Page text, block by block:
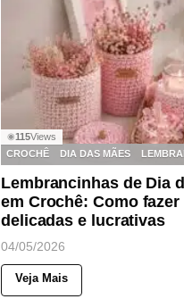
◉115Views
CROCHÊ
DIA DAS MÃES
Lembrancinhas de Dia
em Crochê: Como
delicadas e lucrativas
04/05/2026
Veja Mais